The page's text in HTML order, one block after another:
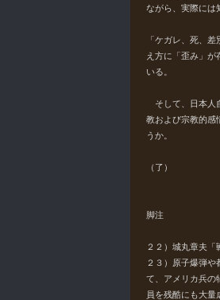
ながら、実際には
「ケガレ、死、
え方に「歪み」
いる。
そして、日本人
教および宗教的感
うか。
（了）
脚注
２２）城丸章夫
２３）原子爆弾
て、アメリカ兵の
員を残酷にも大